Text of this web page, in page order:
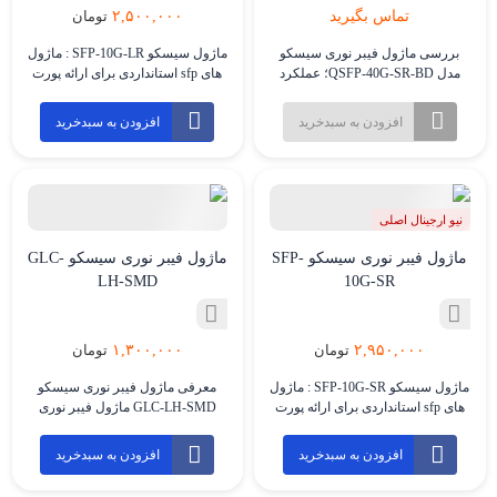
تماس بگیرید
بررسی ماژول فیبر نوری سیسکو
مدل QSFP-40G-SR-BD؛ عملکرد
ماژول فیبر نوری سیسکو مدل
QSFP-40G-SR-BD ماژول Cisco
طراحی شده است. این ماژول با
افزودن به سبدخرید
۲,۵۰۰,۰۰۰ تومان
ماژول سیسکو SFP-10G-LR : ماژول
های sfp استانداردی برای ارائه پورت
نوری و یا مس هستند . این ماژول ها
به صورت هات پلاگ هستند و در حین
افزودن به سبدخرید
نیو ارجینال اصلی
ماژول فیبر نوری سیسکو SFP-
10G-SR
۲,۹۵۰,۰۰۰ تومان
ماژول سیسکو SFP-10G-SR : ماژول
های sfp استانداردی برای ارائه پورت
نوری و یا مس هستند . این ماژول ها
به صورت هات پلاگ هستند و در حین
افزودن به سبدخرید
ماژول فیبر نوری سیسکو GLC-
LH-SMD
۱,۳۰۰,۰۰۰ تومان
معرفی ماژول فیبر نوری سیسکو
GLC-LH-SMD ماژول فیبر نوری
Form-factor Pluggable) است که برای
افزودن به سبدخرید